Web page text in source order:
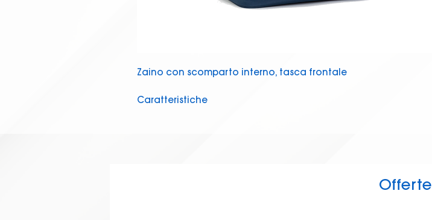
Zaino con scomparto interno, tasca frontale
Caratteristiche
Dimensioni: altezza 48 cm x larghezza 35 cm x profondità 24
Offerte